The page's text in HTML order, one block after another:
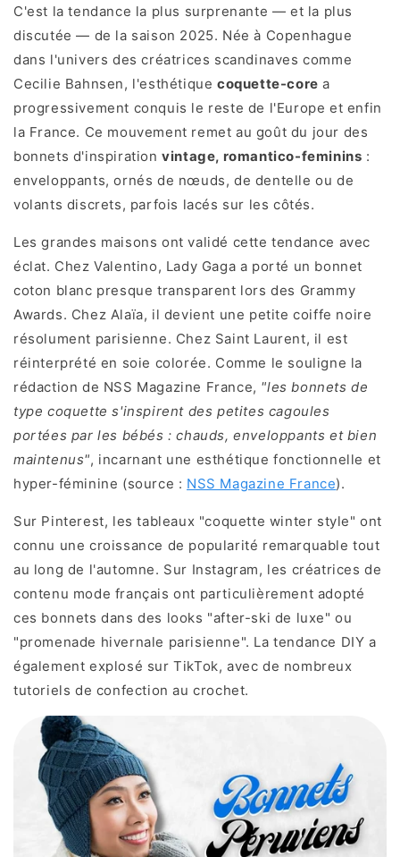
C'est la tendance la plus surprenante — et la plus
discutée — de la saison 2025. Née à Copenhague
dans l'univers des créatrices scandinaves comme
Cecilie Bahnsen, l'esthétiquecoquette-core a
progressivement conquis le reste de l'Europe et enfin
la France. Ce mouvement remet au goût du jour des
bonnets d'inspirationvintage, romantico-feminins :
enveloppants, ornés de nœuds, de dentelle ou de
volants discrets, parfois lacés sur les côtés.
Les grandes maisons ont validé cette tendance avec
éclat. Chez Valentino, Lady Gaga a porté un bonnet
coton blanc presque transparent lors des Grammy
Awards. Chez Alaïa, il devient une petite coiffe noire
résolument parisienne. Chez Saint Laurent, il est
réinterprété en soie colorée. Comme le souligne la
rédaction de NSS Magazine France, "les bonnets de
type coquette s'inspirent des petites cagoules
portées par les bébés : chauds, enveloppants et bien
maintenus", incarnant une esthétique fonctionnelle et
hyper-féminine (source : NSS Magazine France).
Sur Pinterest, les tableaux "coquette winter style" ont
connu une croissance de popularité remarquable tout
au long de l'automne. Sur Instagram, les créatrices de
contenu mode français ont particulièrement adopté
ces bonnets dans des looks "after-ski de luxe" ou
"promenade hivernale parisienne". La tendance DIY a
également explosé sur TikTok, avec de nombreux
tutoriels de confection au crochet.